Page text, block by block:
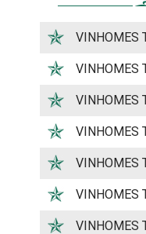
VINHOMES
VINHOMES
VINHOMES
VINHOMES
VINHOMES
VINHOMES
VINHOMES